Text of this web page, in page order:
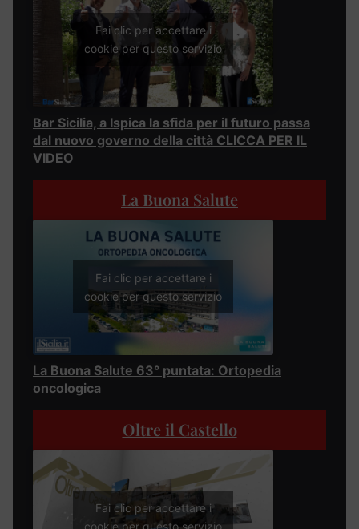
Fai clic per accettare i
cookie per questo servizio
Bar Sicilia, a Ispica la sfida per il futuro passa
dal nuovo governo della città CLICCA PER IL
VIDEO
La Buona Salute
Fai clic per accettare i
cookie per questo servizio
La Buona Salute 63° puntata: Ortopedia
oncologica
Oltre il Castello
Fai clic per accettare i
cookie per questo servizio